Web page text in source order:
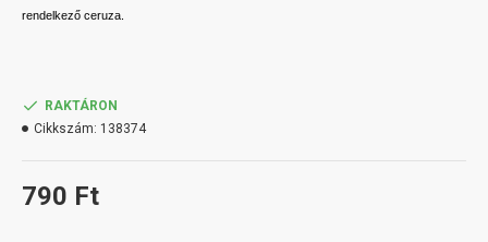
rendelkező ceruza.
790 Ft
RAKTÁRON
Cikkszám: 138374